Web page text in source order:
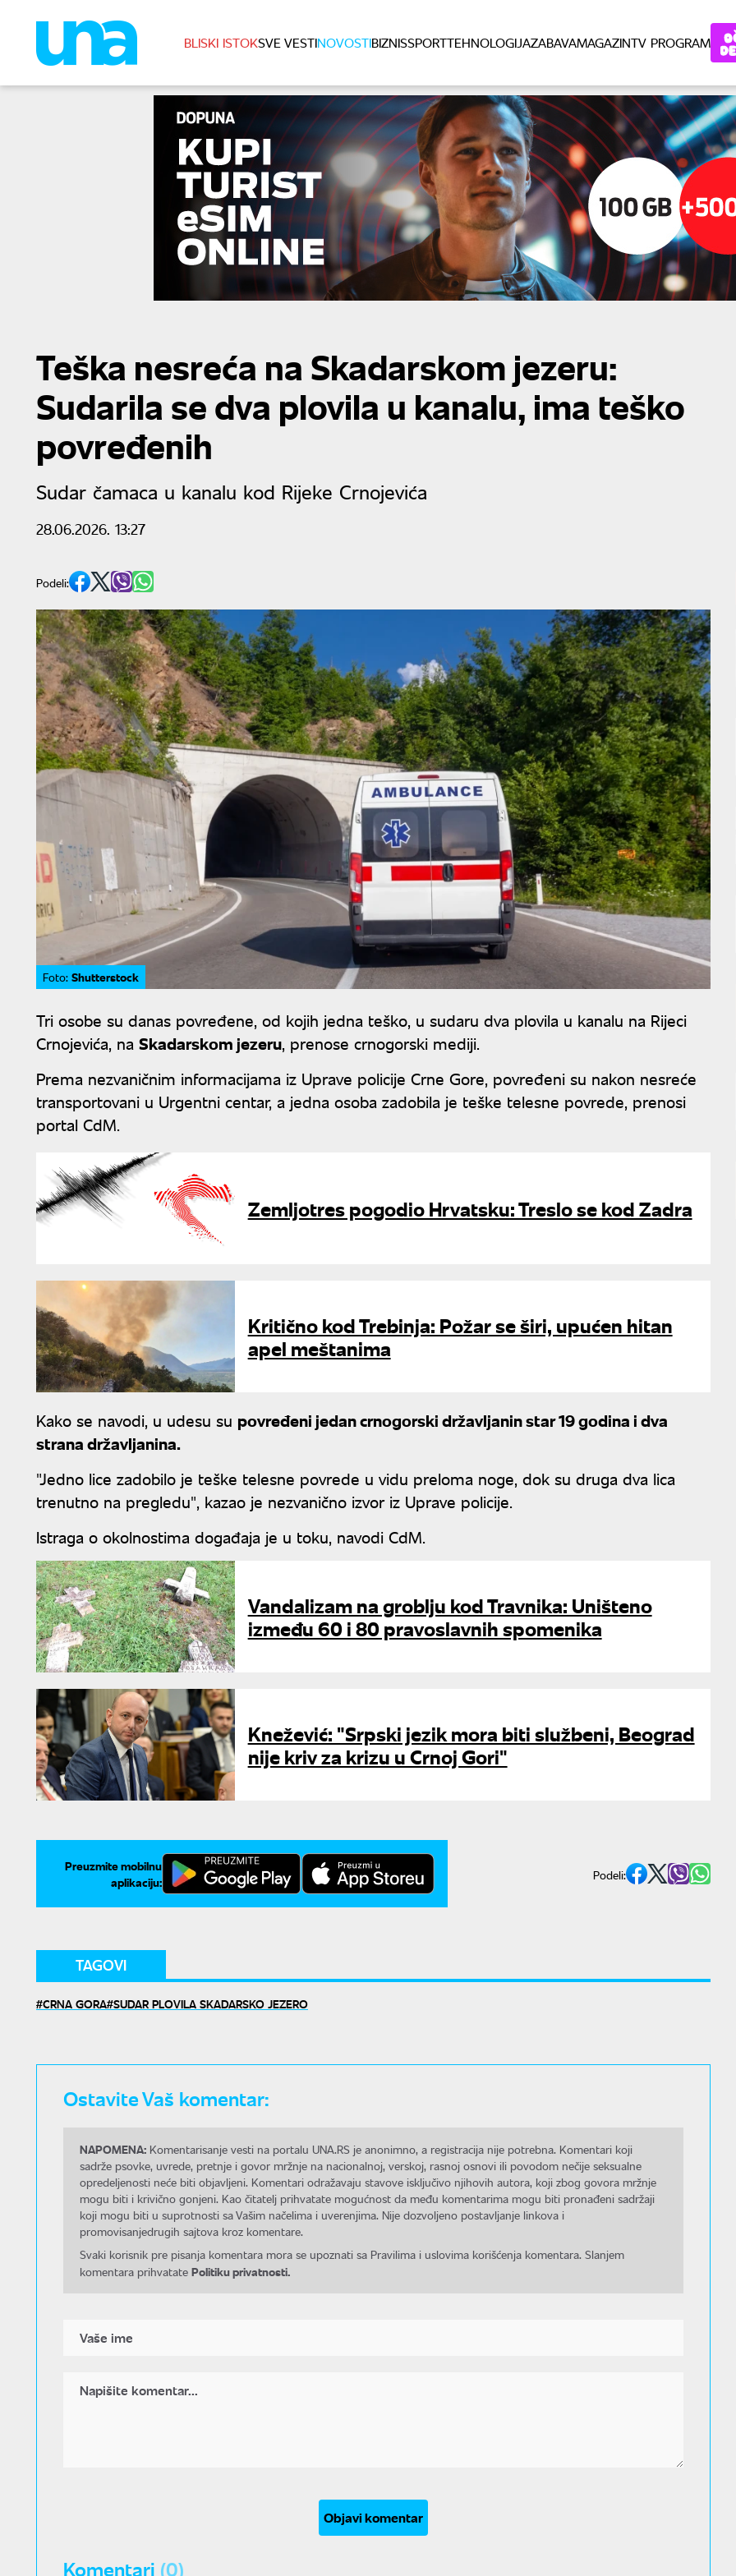
BLISKI ISTOKSVE VESTINOVOSTIBIZNISSPORTTEHNOLOGIJAZABAVAMAGAZINTV PROGRAM
Teška nesreća na Skadarskom jezeru:
Sudarila se dva plovila u kanalu, ima teško
povređenih
Sudar čamaca u kanalu kod Rijeke Crnojevića
28.06.2026. 13:27
Podeli:
Foto: Shutterstock
Tri osobe su danas povređene, od kojih jedna teško, u sudaru dva plovila u kanalu na Rijeci
Crnojevića, na Skadarskom jezeru, prenose crnogorski mediji.
Prema nezvaničnim informacijama iz Uprave policije Crne Gore, povređeni su nakon nesreće
transportovani u Urgentni centar, a jedna osoba zadobila je teške telesne povrede, prenosi
portal CdM.
Zemljotres pogodio Hrvatsku: Treslo se kod Zadra
Kritično kod Trebinja: Požar se širi, upućen hitan
apel meštanima
Kako se navodi, u udesu su povređeni jedan crnogorski državljanin star 19 godina i dva
strana državljanina.
"Jedno lice zadobilo je teške telesne povrede u vidu preloma noge, dok su druga dva lica
trenutno na pregledu", kazao je nezvanično izvor iz Uprave policije.
Istraga o okolnostima događaja je u toku, navodi CdM.
Vandalizam na groblju kod Travnika: Uništeno
između 60 i 80 pravoslavnih spomenika
Knežević: "Srpski jezik mora biti službeni, Beograd
nije kriv za krizu u Crnoj Gori"
Preuzmite mobilnu
aplikaciju:
Podeli:
TAGOVI
CRNA GORA SUDAR PLOVILA SKADARSKO JEZERO
Ostavite Vaš komentar:
NAPOMENA: Komentarisanje vesti na portalu UNA.RS je anonimno, a registracija nije potrebna. Komentari koji
sadrže psovke, uvrede, pretnje i govor mržnje na nacionalnoj, verskoj, rasnoj osnovi ili povodom nečije seksualne
opredeljenosti neće biti objavljeni. Komentari odražavaju stavove isključivo njihovih autora, koji zbog govora mržnje
mogu biti i krivično gonjeni. Kao čitatelj prihvatate mogućnost da među komentarima mogu biti pronađeni sadržaji
koji mogu biti u suprotnosti sa Vašim načelima i uverenjima. Nije dozvoljeno postavljanje linkova i
promovisanjedrugih sajtova kroz komentare.
Svaki korisnik pre pisanja komentara mora se upoznati sa Pravilima i uslovima korišćenja komentara. Slanjem
komentara prihvatate Politiku privatnosti.
Objavi komentar
Komentari (0)